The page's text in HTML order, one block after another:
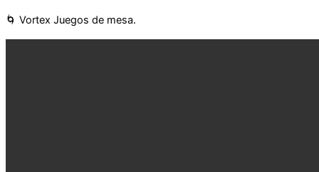
🌀 Vortex Juegos de mesa.